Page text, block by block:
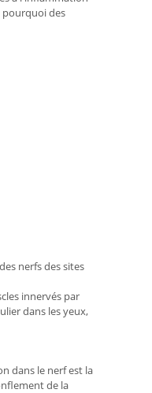
pourquoi des
nerfs des sites
innervés par
dans les yeux,
dans le nerf est la
de la